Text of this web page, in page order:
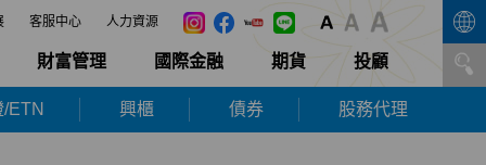
客服中心 人力資源
財富管理 國際金融 期貨 投顧
ETN 興櫃 債券 股務代理